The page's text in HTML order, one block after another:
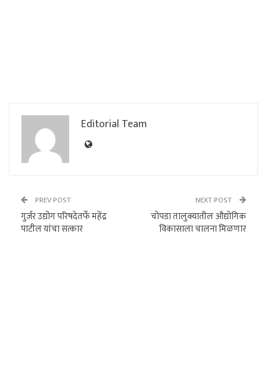
Editorial Team
PREV POST
गुर्जर उद्योग परिषदेतर्फे महेंद्र
पाटील यांचा सत्कार
NEXT POST
चोपडा तालुक्यातील औद्योगिक
विकासाला चालना मिळणार